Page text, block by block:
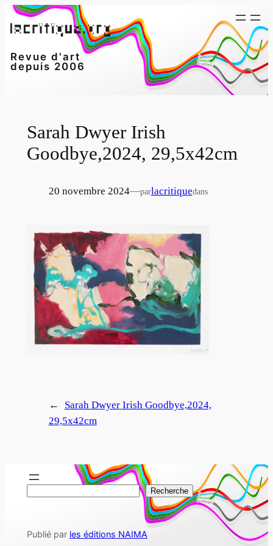
Aller
au
Revue d'art
depuis 2006
Sarah Dwyer Irish
Goodbye,2024, 29,5x42cm
20 novembre 2024—parlacritiquedans
←
Sarah Dwyer Irish Goodbye,2024,
29,5x42cm
h
Recherche
Publié par les éditions NAIMA